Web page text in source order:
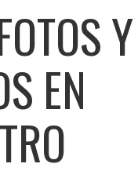
Y
EN